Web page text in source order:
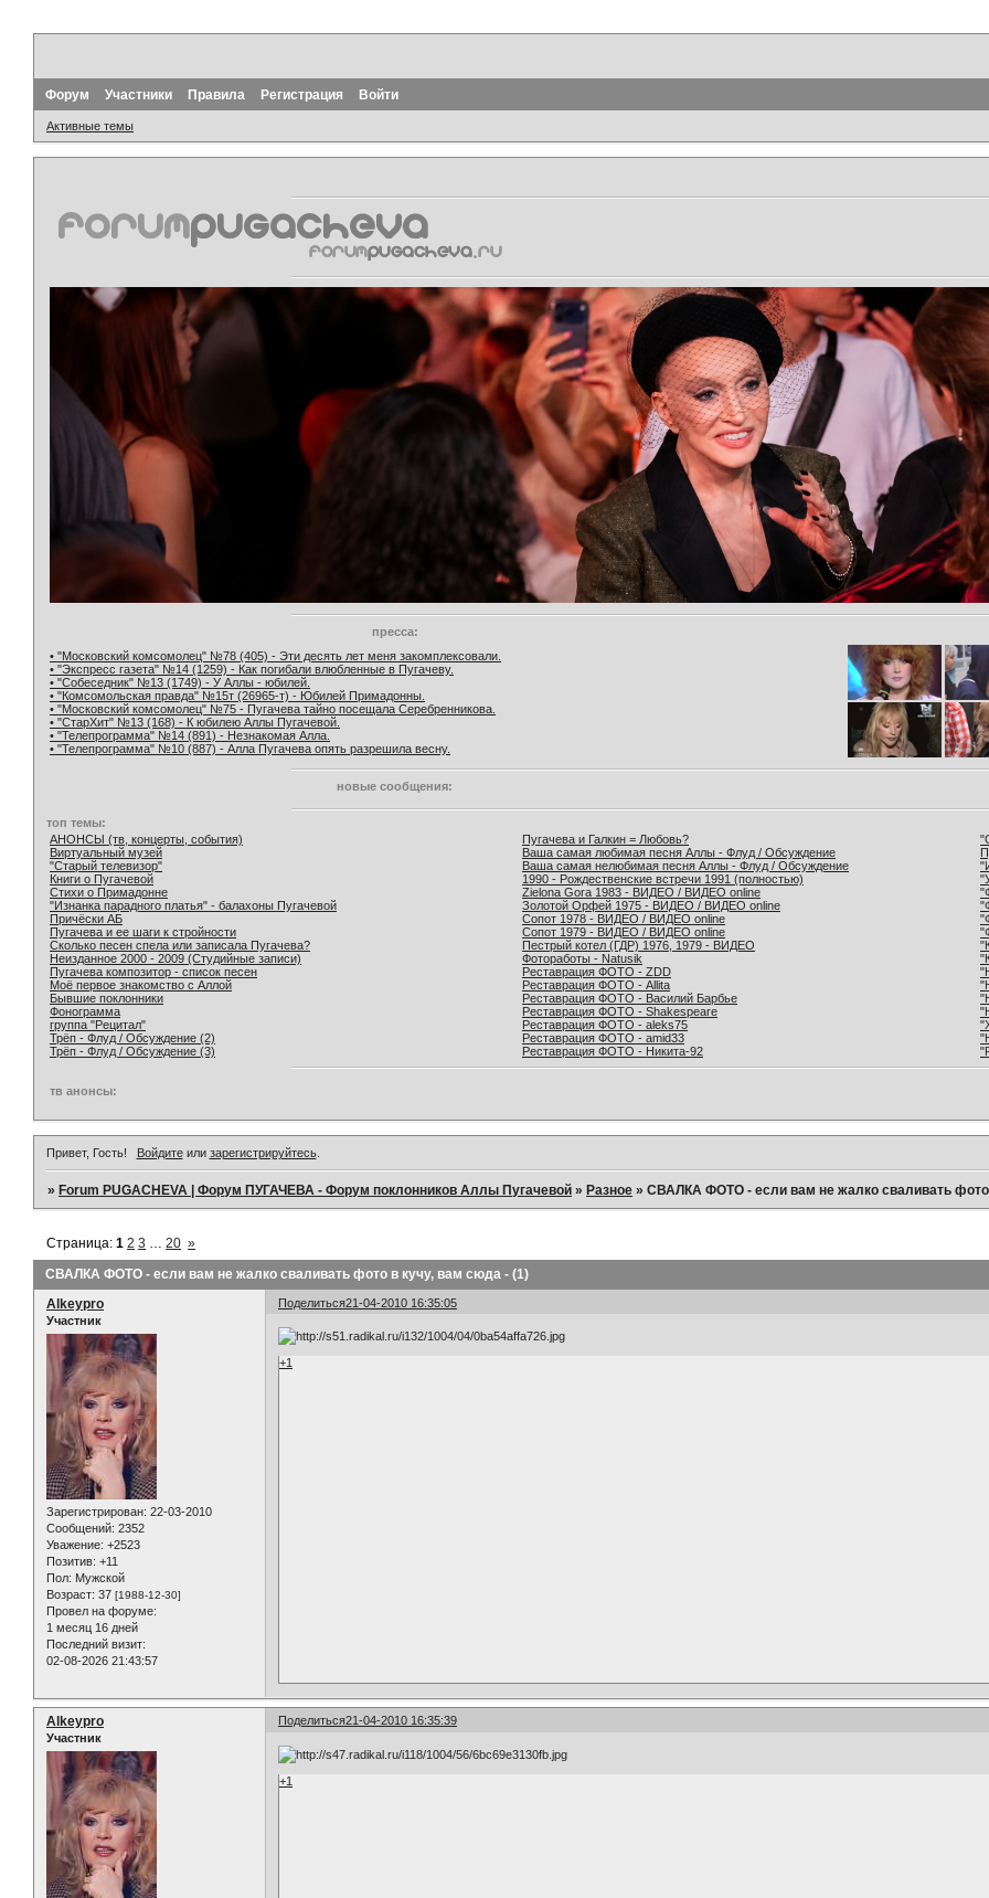
Форум Участники Правила Регистрация Войти
Активные темы
пресса:
• "Московский комсомолец" №78 (405) - Эти десять лет меня закомплексовали.
• "Экспресс газета" №14 (1259) - Как погибали влюбленные в Пугачеву.
• "Собеседник" №13 (1749) - У Аллы - юбилей.
• "Комсомольская правда" №15т (26965-т) - Юбилей Примадонны.
• "Московский комсомолец" №75 - Пугачева тайно посещала Серебренникова.
• "СтарХит" №13 (168) - К юбилею Аллы Пугачевой.
• "Телепрограмма" №14 (891) - Незнакомая Алла.
• "Телепрограмма" №10 (887) - Алла Пугачева опять разрешила весну.
новые сообщения:
топ темы:
АНОНСЫ (тв, концерты, события)
Виртуальный музей
"Старый телевизор"
Книги о Пугачевой
Стихи о Примадонне
"Изнанка парадного платья" - балахоны Пугачевой
Причёски АБ
Пугачева и ее шаги к стройности
Сколько песен спела или записала Пугачева?
Неизданное 2000 - 2009 (Студийные записи)
Пугачева композитор - список песен
Моё первое знакомство с Аллой
Бывшие поклонники
Фонограмма
группа "Рецитал"
Трёп - Флуд / Обсуждение (2)
Трёп - Флуд / Обсуждение (3)
Пугачева и Галкин = Любовь?
Ваша самая любимая песня Аллы - Флуд / Обсуждение
Ваша самая нелюбимая песня Аллы - Флуд / Обсуждение
1990 - Рождественские встречи 1991 (полностью)
Zielona Gora 1983 - ВИДЕО / ВИДЕО online
Золотой Орфей 1975 - ВИДЕО / ВИДЕО online
Сопот 1978 - ВИДЕО / ВИДЕО online
Сопот 1979 - ВИДЕО / ВИДЕО online
Пестрый котел (ГДР) 1976, 1979 - ВИДЕО
Фотоработы - Natusik
Реставрация ФОТО - ZDD
Реставрация ФОТО - Allita
Реставрация ФОТО - Василий Барбье
Реставрация ФОТО - Shakespeare
Реставрация ФОТО - aleks75
Реставрация ФОТО - amid33
Реставрация ФОТО - Никита-92
тв анонсы:
Привет, Гость! Войдитеили зарегистрируйтесь.
»Forum PUGACHEVA | Форум ПУГАЧЕВА - Форум поклонников Аллы Пугачевой »Разное »СВАЛКА ФОТО - если вам не жалко сваливать фото
СВАЛКА ФОТО - если вам не жалко сваливать фото в кучу, вам сюда - (1)
Страница:1 2 3 … 20 »
Поделиться21-04-2010 16:35:05
Alkeypro
Участник
Зарегистрирован: 22-03-2010
Сообщений: 2352
Уважение: +2523
Позитив: +11
Пол: Мужской
Возраст: 37 [1988-12-30]
Провел на форуме:
1 месяц 16 дней
Последний визит:
02-08-2026 21:43:57
+1
Поделиться21-04-2010 16:35:39
Alkeypro
Участник
+1